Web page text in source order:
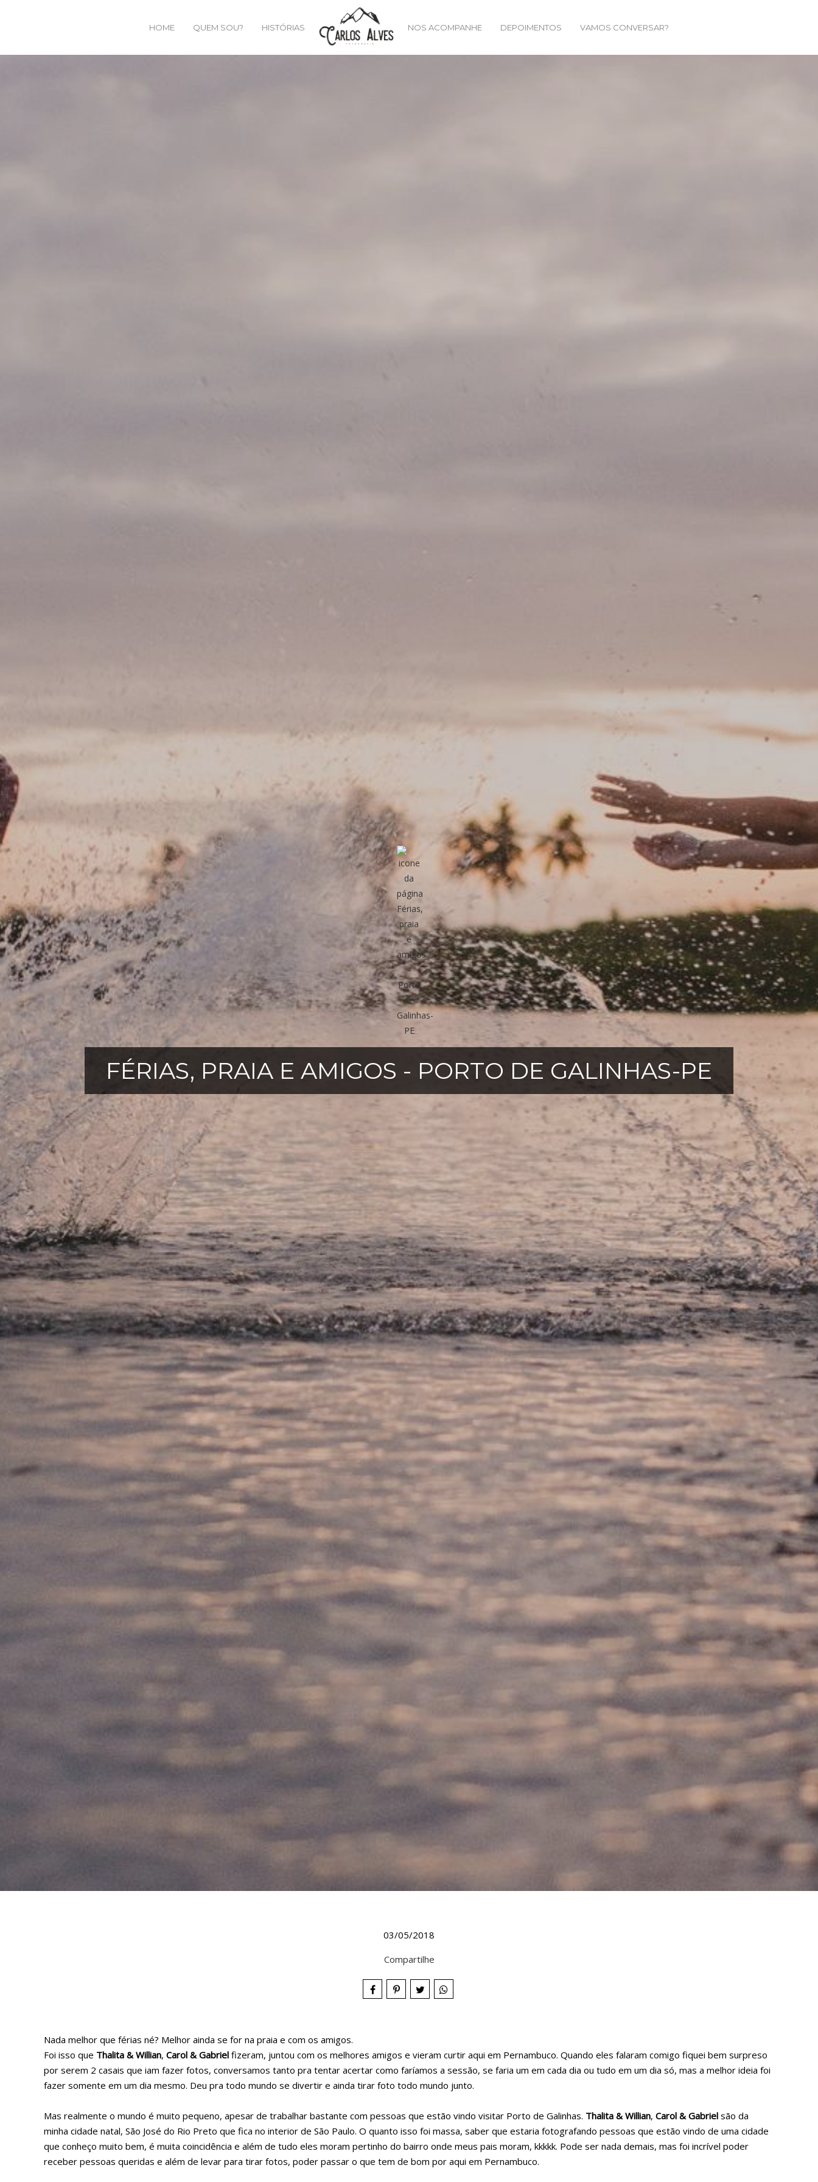
HOME QUEM SOU? HISTÓRIAS NOS ACOMPANHE DEPOIMENTOS VAMOS CONVERSAR?
FÉRIAS, PRAIA E AMIGOS - PORTO DE GALINHAS-PE
03/05/2018
Compartilhe
Nada melhor que férias né? Melhor ainda se for na praia e com os amigos.
Foi isso que Thalita & Willian, Carol & Gabriel fizeram, juntou com os melhores amigos e vieram curtir aqui em Pernambuco. Quando eles falaram comigo fiquei bem surpreso
por serem 2 casais que iam fazer fotos, conversamos tanto pra tentar acertar como faríamos a sessão, se faria um em cada dia ou tudo em um dia só, mas a melhor ideia foi
fazer somente em um dia mesmo. Deu pra todo mundo se divertir e ainda tirar foto todo mundo junto.
Mas realmente o mundo é muito pequeno, apesar de trabalhar bastante com pessoas que estão vindo visitar Porto de Galinhas. Thalita & Willian, Carol & Gabriel são da
minha cidade natal, São José do Rio Preto que fica no interior de São Paulo. O quanto isso foi massa, saber que estaria fotografando pessoas que estão vindo de uma cidade
que conheço muito bem, é muita coincidência e além de tudo eles moram pertinho do bairro onde meus pais moram, kkkkk. Pode ser nada demais, mas foi incrível poder
receber pessoas queridas e além de levar para tirar fotos, poder passar o que tem de bom por aqui em Pernambuco.